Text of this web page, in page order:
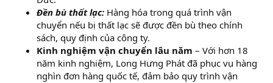
Đền bù thất lạc: Hàng hóa trong quá trình vận
chuyển nếu bị thất lạc sẽ được đền bù theo chính
sách, quy định của công ty.
Kinh nghiệm vận chuyển lâu năm – Với hơn 18
năm kinh nghiệm, Long Hưng Phát đã phục vụ hàng
nghìn đơn hàng quốc tế, đảm bảo quy trình vận